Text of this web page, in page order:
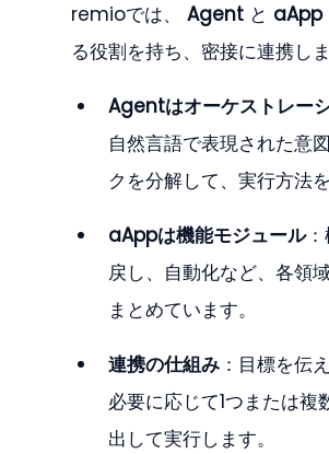
remioでは、 Agent と aApp
る役割を持ち、密接に連携しま
Agentはオーケストレー
自然言語で表現された意
クを分解して、実行方法
aAppは機能モジュール：
戻し、自動化など、各領
まとめています。
連携の仕組み：目標を伝
必要に応じて1つまたは
出して実行します。